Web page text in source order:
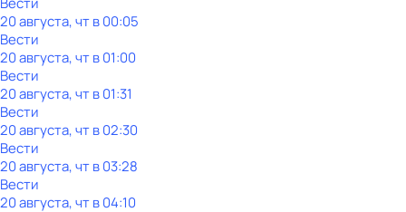
20 августа, чт в 00:05
Вести
20 августа, чт в 01:00
Вести
20 августа, чт в 01:31
Вести
20 августа, чт в 02:30
Вести
20 августа, чт в 03:28
Вести
20 августа, чт в 04:10